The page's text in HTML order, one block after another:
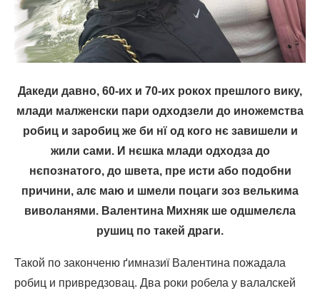
Дакеди давно, 60-их и 70-их рокох прешлого вику,
млади малженски пари одходзели до иножемства
робиц и заробиц же би нї од кого нє завишели и
жили сами. И нєшка млади одходза до
нєпознатого, до швета, пре исти або подобни
причини, алє маю и шмели поцаги зоз велькима
виволанями. Валентина Михняк ше одшмелєла
рушиц по такей драги.
Такой по законченю ґимназиї Валентина пожадала
робиц и привредзовац. Два роки робела у валалскей